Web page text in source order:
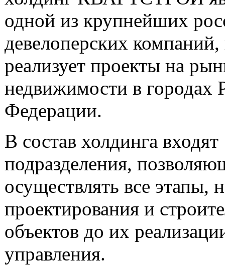
одной из крупнейших
девелоперских компаний,
реализует проекты на
недвижимости в городах
Федерации.
В состав холдинга входят
подразделения,
осуществлять все этапы,
проектирования и
объектов до их
управления.